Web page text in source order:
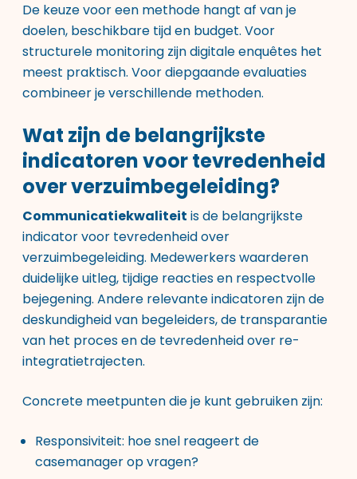
De keuze voor een methode hangt af van je
doelen, beschikbare tijd en budget. Voor
structurele monitoring zijn digitale enquêtes het
meest praktisch. Voor diepgaande evaluaties
combineer je verschillende methoden.
Wat zijn de belangrijkste
indicatoren voor tevredenheid
over verzuimbegeleiding?
Communicatiekwaliteit is de belangrijkste
indicator voor tevredenheid over
verzuimbegeleiding. Medewerkers waarderen
duidelijke uitleg, tijdige reacties en respectvolle
bejegening. Andere relevante indicatoren zijn de
deskundigheid van begeleiders, de transparantie
van het proces en de tevredenheid over re-
integratietrajecten.
Concrete meetpunten die je kunt gebruiken zijn:
Responsiviteit: hoe snel reageert de
casemanager op vragen?